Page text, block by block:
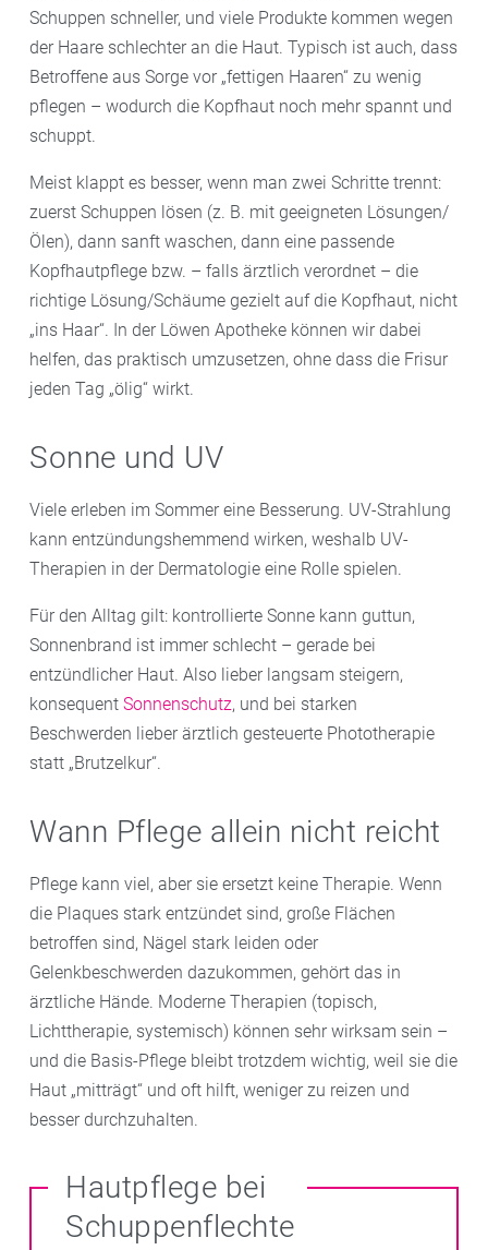
Schuppen schneller, und viele Produkte kommen wegen
der Haare schlechter an die Haut. Typisch ist auch, dass
Betroffene aus Sorge vor „fettigen Haaren“ zu wenig
pflegen – wodurch die Kopfhaut noch mehr spannt und
schuppt.
Meist klappt es besser, wenn man zwei Schritte trennt:
zuerst Schuppen lösen (z. B. mit geeigneten Lösungen/
Ölen), dann sanft waschen, dann eine passende
Kopfhautpflege bzw. – falls ärztlich verordnet – die
richtige Lösung/Schäume gezielt auf die Kopfhaut, nicht
„ins Haar“. In der Löwen Apotheke können wir dabei
helfen, das praktisch umzusetzen, ohne dass die Frisur
jeden Tag „ölig“ wirkt.
Sonne und UV
Viele erleben im Sommer eine Besserung. UV-Strahlung
kann entzündungshemmend wirken, weshalb UV-
Therapien in der Dermatologie eine Rolle spielen.
Für den Alltag gilt: kontrollierte Sonne kann guttun,
Sonnenbrand ist immer schlecht – gerade bei
entzündlicher Haut. Also lieber langsam steigern,
konsequent Sonnenschutz, und bei starken
Beschwerden lieber ärztlich gesteuerte Phototherapie
statt „Brutzelkur“.
Wann Pflege allein nicht reicht
Pflege kann viel, aber sie ersetzt keine Therapie. Wenn
die Plaques stark entzündet sind, große Flächen
betroffen sind, Nägel stark leiden oder
Gelenkbeschwerden dazukommen, gehört das in
ärztliche Hände. Moderne Therapien (topisch,
Lichttherapie, systemisch) können sehr wirksam sein –
und die Basis-Pflege bleibt trotzdem wichtig, weil sie die
Haut „mitträgt“ und oft hilft, weniger zu reizen und
besser durchzuhalten.
Hautpflege bei
Schuppenflechte